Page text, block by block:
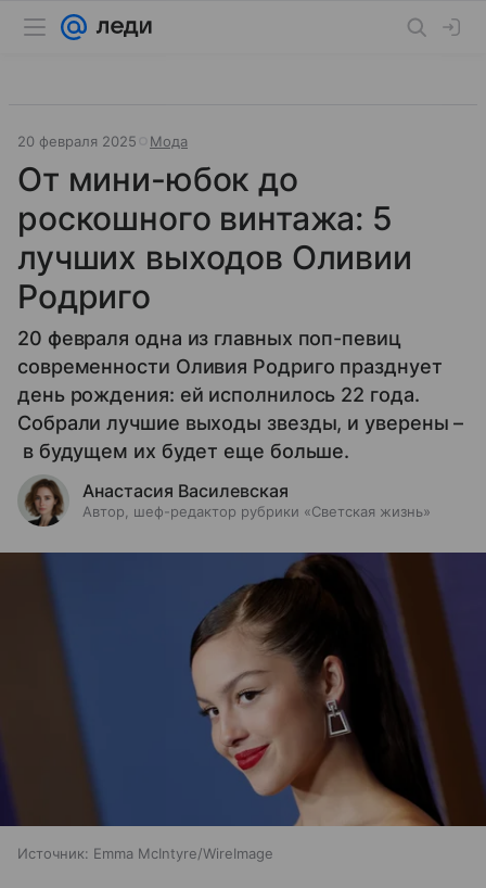
20 февраля 2025 Мода
От мини-юбок до
роскошного винтажа: 5
лучших выходов Оливии
Родриго
20 февраля одна из главных поп-певиц
современности Оливия Родриго празднует
день рождения: ей исполнилось 22 года.
Собрали лучшие выходы звезды, и уверены –
в будущем их будет еще больше.
Анастасия Василевская
Автор, шеф-редактор рубрики «Светская жизнь»
Источник: Emma McIntyre/WireImage